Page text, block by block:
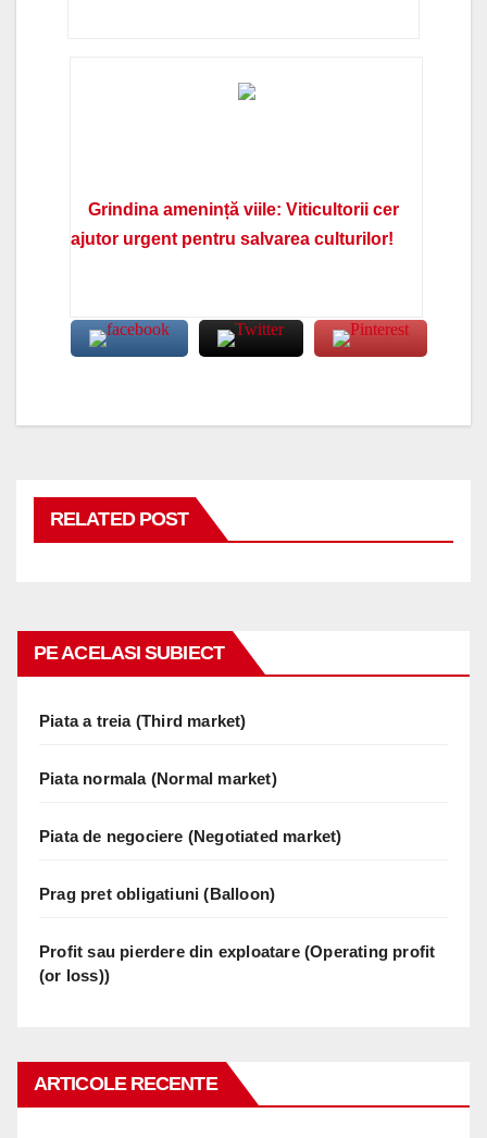
Grindina amenință viile: Viticultorii cer
ajutor urgent pentru salvarea culturilor!
RELATED POST
PE ACELASI SUBIECT
Piata a treia (Third market)
Piata normala (Normal market)
Piata de negociere (Negotiated market)
Prag pret obligatiuni (Balloon)
Profit sau pierdere din exploatare (Operating profit
(or loss))
ARTICOLE RECENTE